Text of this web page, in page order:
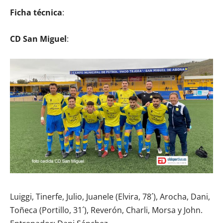
Ficha técnica:
CD San Miguel:
Luiggi, Tinerfe, Julio, Juanele (Elvira, 78´), Arocha, Dani,
Toñeca (Portillo, 31´), Reverón, Charli, Morsa y John.